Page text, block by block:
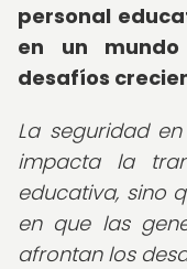
personal
en un
desafíos
La seguridad
impacta la
educativa, sino
en que las
afrontan los